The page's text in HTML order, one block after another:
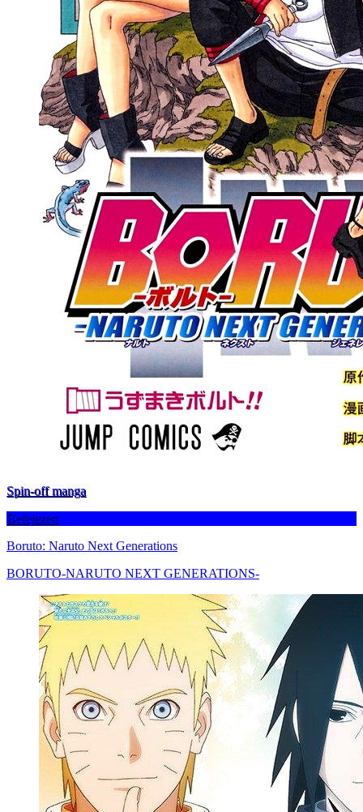
Spin-off manga
Befejezett
Boruto: Naruto Next Generations
BORUTO-NARUTO NEXT GENERATIONS-